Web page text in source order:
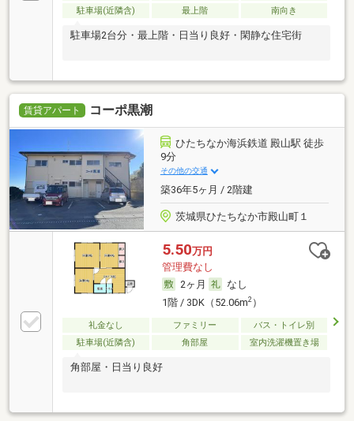
駐車場(近隣含)
最上階 南向き
駐車場2台分・最上階・日当り良好・閑静な住宅街
賃貸アパート コーポ黒潮
ひたちなか海浜鉄道 殿山駅 徒歩
9分
その他の交通
築36年5ヶ月 / 2階建
茨城県ひたちなか市殿山町１
5.50万円
管理費なし
2ヶ月
なし
1階 / 3DK（52.06m2）
礼金なし ファミリー
バス・トイレ別
駐車場(近隣含)
角部屋 室内洗濯機置き場
角部屋・日当り良好